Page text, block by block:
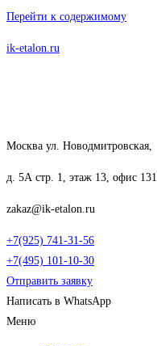
Перейти к содержимому
ik-etalon.ru
Москва ул. Новодмитровская,
д. 5А стр. 1, этаж 13, офис
zakaz@ik-etalon.ru
+7(925) 741-31-56
+7(495) 101-10-30
Отправить заявку
Написать в WhatsApp
Меню